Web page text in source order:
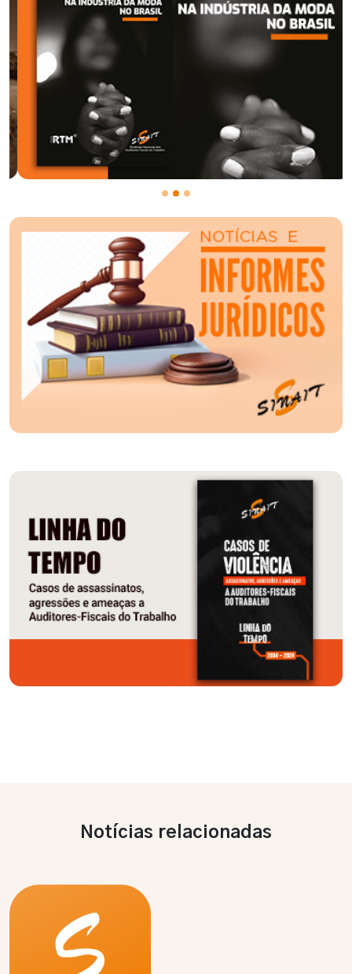
Notícias relacionadas